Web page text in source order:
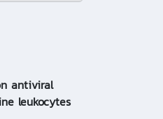
antiviral
leukocytes